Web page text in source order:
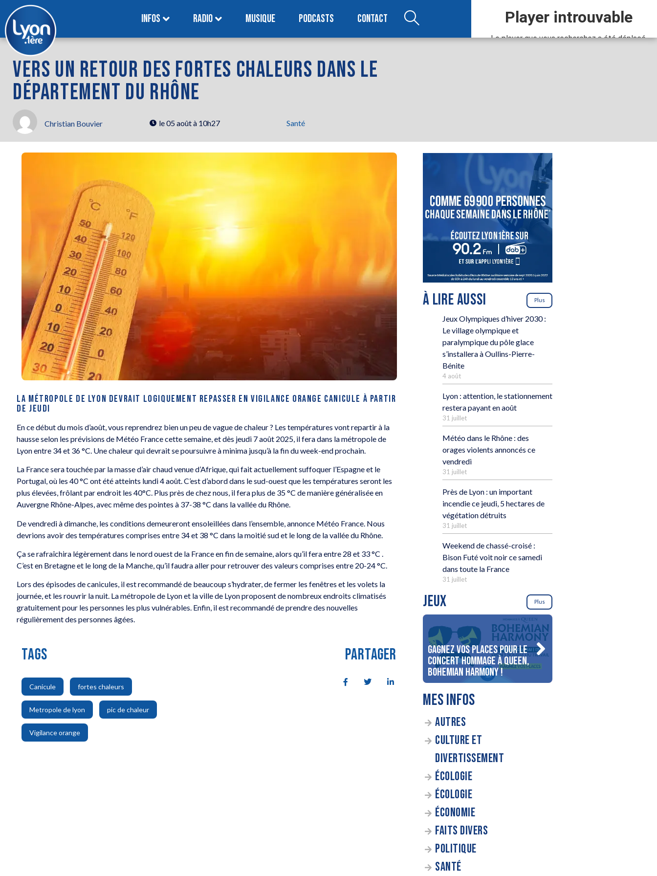
INFOS RADIO MUSIQUE PODCASTS CONTACT
VERS UN RETOUR DES FORTES CHALEURS DANS LE
DÉPARTEMENT DU RHÔNE
Christian Bouvier le05 août à 10h27 Santé
LA MÉTROPOLE DE LYON DEVRAIT LOGIQUEMENT REPASSER EN VIGILANCE ORANGE CANICULE À PARTIR
DE JEUDI
En ce début du mois d’août, vous reprendrez bien un peu de vague de chaleur ? Les températures vont repartir à la
hausse selon les prévisions de Météo France cette semaine, et dès jeudi 7 août 2025, il fera dans la métropole de
Lyon entre 34 et 36 °C. Une chaleur qui devrait se poursuivre à minima jusqu’à la fin du week-end prochain.
La France sera touchée par la masse d’air chaud venue d’Afrique, qui fait actuellement suffoquer l’Espagne et le
Portugal, où les 40 °C ont été atteints lundi 4 août. C’est d’abord dans le sud-ouest que les températures seront les
plus élevées, frôlant par endroit les 40°C. Plus près de chez nous, il fera plus de 35 °C de manière généralisée en
Auvergne Rhône-Alpes, avec même des pointes à 37-38 °C dans la vallée du Rhône.
De vendredi à dimanche, les conditions demeureront ensoleillées dans l’ensemble, annonce Météo France. Nous
devrions avoir des températures comprises entre 34 et 38 °C dans la moitié sud et le long de la vallée du Rhône.
Ça se rafraîchira légèrement dans le nord ouest de la France en fin de semaine, alors qu’il fera entre 28 et 33 °C .
C’est en Bretagne et le long de la Manche, qu’il faudra aller pour retrouver des valeurs comprises entre 20-24 °C.
Lors des épisodes de canicules, il est recommandé de beaucoup s’hydrater, de fermer les fenêtres et les volets la
journée, et les rouvrir la nuit. La métropole de Lyon et la ville de Lyon proposent de nombreux endroits climatisés
gratuitement pour les personnes les plus vulnérables. Enfin, il est recommandé de prendre des nouvelles
régulièrement des personnes âgées.
TAGS
Canicule
,
fortes chaleurs
Metropole de lyon
,
pic de chaleur
Vigilance orange
PARTAGER
À LIRE AUSSI Plus
Jeux Olympiques d’hiver 2030 :
Le village olympique et
paralympique du pôle glace
s’installera à Oullins-Pierre-
Bénite
4 août
Lyon : attention, le stationnement
restera payant en août
31 juillet
Météo dans le Rhône : des
orages violents annoncés ce
vendredi
31 juillet
Près de Lyon : un important
incendie ce jeudi, 5 hectares de
végétation détruits
31 juillet
Weekend de chassé-croisé :
Bison Futé voit noir ce samedi
dans toute la France
31 juillet
JEUX Plus
Gagnez vos places pour le
concert Hommage à Queen,
Bohemian Harmony !
MES INFOS
AUTRES
CULTURE ET
DIVERTISSEMENT
ÉCOLOGIE
ÉCOLOGIE
ÉCONOMIE
FAITS DIVERS
POLITIQUE
SANTÉ